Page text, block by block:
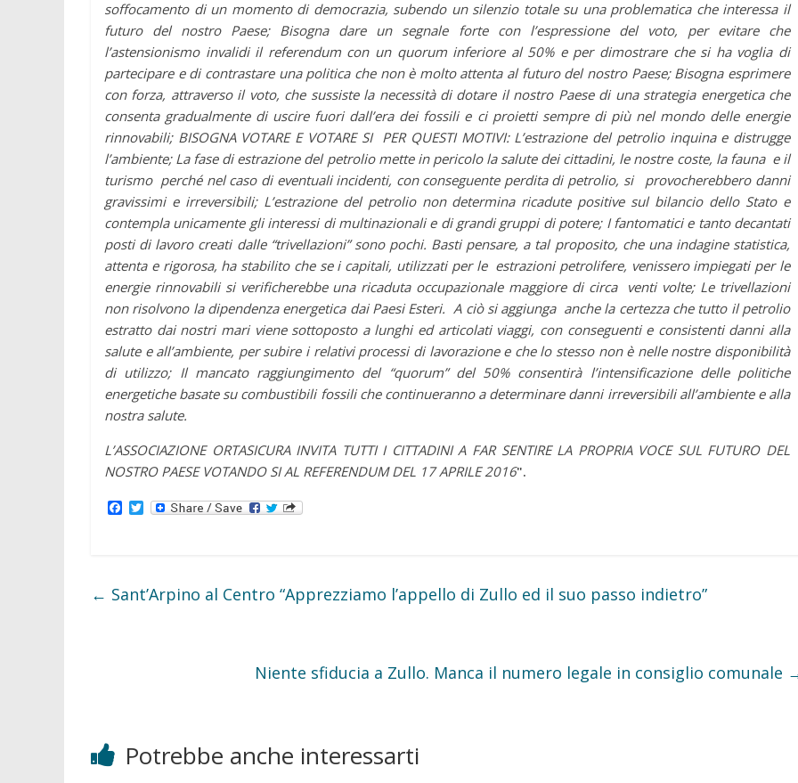
soffocamento di un momento di democrazia, subendo un silenzio totale su una problematica che interessa il
futuro del nostro Paese; Bisogna dare un segnale forte con l’espressione del voto, per evitare che
l’astensionismo invalidi il referendum con un quorum inferiore al 50% e per dimostrare che si ha voglia di
partecipare e di contrastare una politica che non è molto attenta al futuro del nostro Paese; Bisogna esprimere
con forza, attraverso il voto, che sussiste la necessità di dotare il nostro Paese di una strategia energetica che
consenta gradualmente di uscire fuori dall’era dei fossili e ci proietti sempre di più nel mondo delle energie
rinnovabili; BISOGNA VOTARE E VOTARE SI PER QUESTI MOTIVI: L’estrazione del petrolio inquina e distrugge
l’ambiente; La fase di estrazione del petrolio mette in pericolo la salute dei cittadini, le nostre coste, la fauna e il
turismo perché nel caso di eventuali incidenti, con conseguente perdita di petrolio, si provocherebbero danni
gravissimi e irreversibili; L’estrazione del petrolio non determina ricadute positive sul bilancio dello Stato e
contempla unicamente gli interessi di multinazionali e di grandi gruppi di potere; I fantomatici e tanto decantati
posti di lavoro creati dalle “trivellazioni” sono pochi. Basti pensare, a tal proposito, che una indagine statistica,
attenta e rigorosa, ha stabilito che se i capitali, utilizzati per le estrazioni petrolifere, venissero impiegati per le
energie rinnovabili si verificherebbe una ricaduta occupazionale maggiore di circa venti volte; Le trivellazioni
non risolvono la dipendenza energetica dai Paesi Esteri. A ciò si aggiunga anche la certezza che tutto il petrolio
estratto dai nostri mari viene sottoposto a lunghi ed articolati viaggi, con conseguenti e consistenti danni alla
salute e all’ambiente, per subire i relativi processi di lavorazione e che lo stesso non è nelle nostre disponibilità
di utilizzo; Il mancato raggiungimento del “quorum” del 50% consentirà l’intensificazione delle politiche
energetiche basate su combustibili fossili che continueranno a determinare danni irreversibili all’ambiente e alla
nostra salute.
L’ASSOCIAZIONE ORTASICURA INVITA TUTTI I CITTADINI A FAR SENTIRE LA PROPRIA VOCE SUL FUTURO DEL
NOSTRO PAESE VOTANDO SI AL REFERENDUM DEL 17 APRILE 2016".
o
T
r
← Sant’Arpino al Centro “Apprezziamo l’appello di Zullo ed il suo passo indietro”
Niente sfiducia a Zullo. Manca il numero legale in consiglio comunale
Potrebbe anche interessarti